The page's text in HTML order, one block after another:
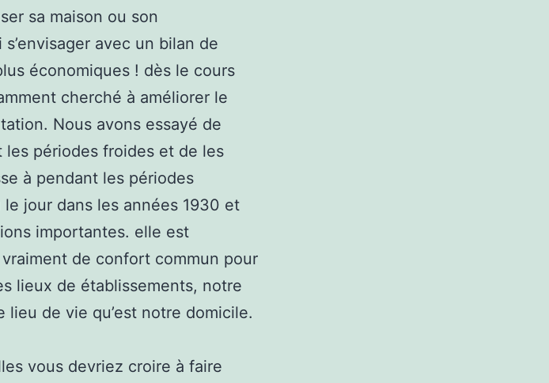
sa maison ou son
avec un bilan de
économiques ! dès le cours
cherché à améliorer le
Nous avons essayé de
les périodes froides et de les
à pendant les périodes
jour dans les années 1930 et
importantes. elle est
de confort commun pour
lieux de établissements, notre
de vie qu’est notre domicile.
vous devriez croire à faire